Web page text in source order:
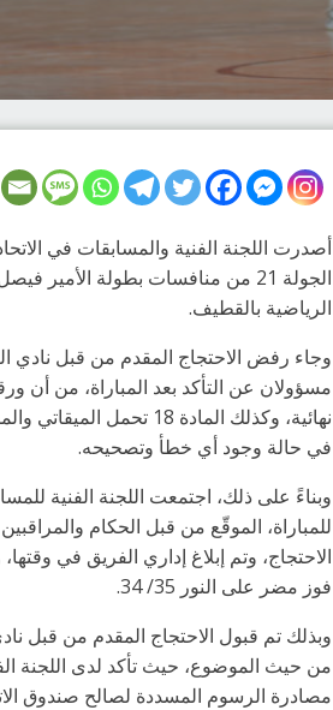
أصدرت اللجنة الفنية والمسابقات في
الرياضية بالقطيف.
مسؤولان عن التأكد بعد المباراة، من أن
في حالة وجود أي خطأ وتصحيحه.
وبناءً على ذلك، اجتمعت اللجنة الفنية
للمباراة، الموقّع من قبل الحكام
الاحتجاج، وتم إبلاغ إداري الفريق في
فوز مضر على النور 35/ 34.
وبذلك تم قبول الاحتجاج المقدم من قبل
مصادرة الرسوم المسددة لصالح صندوق